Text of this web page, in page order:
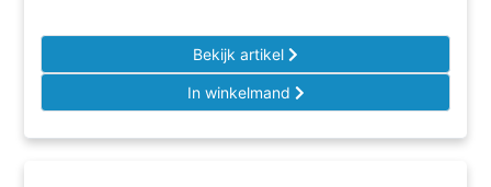
Bekijk artikel
In winkelmand